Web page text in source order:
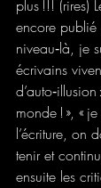
plus !!! (rires)
encore
niveau‑là, je
écrivains
monde ! », «
l’écriture, on
tenir et
ensuite les